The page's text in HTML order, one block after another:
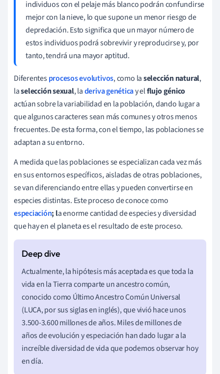
individuos con el pelaje más blanco podrán confundirse
mejor con la nieve, lo que supone un menor riesgo de
depredación. Esto significa que un mayor número de
estos individuos podrá sobrevivir y reproducirse y, por
tanto, tendrá una mayor aptitud.
Diferentesprocesos evolutivos, como laselección natural,
laselección sexual, laderiva genéticay elflujo génico
actúan sobre la variabilidad en la población, dando lugar a
que algunos caracteres sean más comunes y otros menos
frecuentes.De esta forma, con el tiempo, las poblaciones se
adaptan a su entorno.
A medida que las poblaciones se especializan cada vez más
en sus entornos específicos, aisladas de otras poblaciones,
se van diferenciando entre ellas y pueden convertirse en
especies distintas. Este proceso de conoce como
especiación; la enorme cantidad de especies y diversidad
que hay en el planeta es el resultado de este proceso.
Actualmente, la hipótesis más aceptada es que toda la
vida en la Tierra comparte un ancestro común,
conocido como Último Ancestro Común Universal
(LUCA, por sus siglas en inglés), que vivió hace unos
3.500-3.600 millones de años. Miles de millones de
años de evolución y especiación han dado lugar a la
increíble diversidad de vida que podemos observar hoy
en día.